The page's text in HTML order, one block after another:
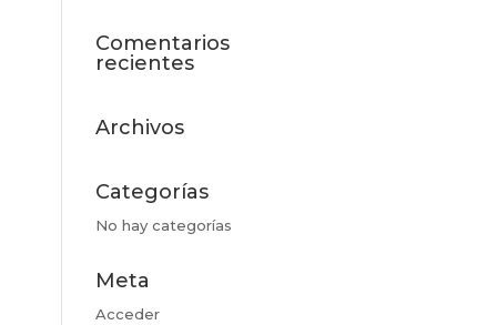
Comentarios
recientes
Archivos
Categorías
No hay categorías
Meta
Acceder